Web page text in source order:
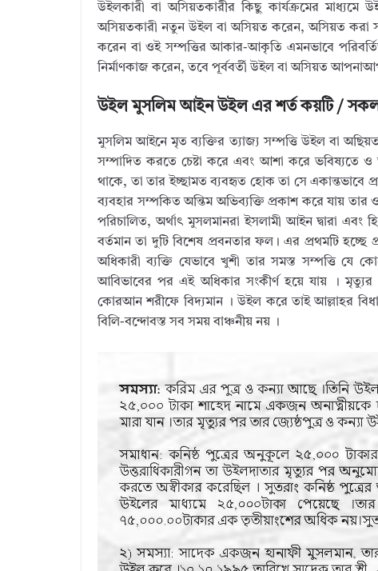
উইলকারী বা অসিয়তকারীর কিছু কার্যক্রমের
অসিয়তকারী নতুন উইল বা অসিয়ত করেন, অসিয়ত করা
করেন বা ওই সম্পত্তির আকার-আকৃতি এমনভাবে
নির্মাণকাজ করেন, তবে পূর্ববর্তী উইল বা অসিয়ত
উইল মুসলিম আইন উইল এর শর্ত কয়টি / সকল
মুসলিম আইনে মৃত ব্যক্তির ত্যাজ্য সম্পত্তি উইল বা
সম্পাদিত করতে চেষ্টা করে এবং আশা করে ভবিষ্যতে
থাকে, তা তার ইচ্ছামত ব্যবহৃত হোক তা সে একান্তভাবে
ব্যবহার সম্পকিত অন্তিম অভিব্যক্তি প্রকাশ করে যায় তার
পরিচালিত, অর্থাত্‍ মুসলমানরা ইসলামী আইন দ্বারা এবং
বর্তমান তা দুটি বিশেষ প্রবনতার ফল। এর প্রথমটি
অধিকারী ব্যক্তি যেভাবে খুশী তার সমস্ত সম্পত্তি
আবিভাবের পর এই অধিকার সংকীর্ণ হয়ে যায় । মৃত্যুর
কোরআন শরীফে বিদ্যমান । উইল করে তাই আল্লাহর
বিলি-বন্দোবস্ত সব সময় বাঞ্চনীয় নয় ।